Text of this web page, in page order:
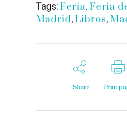
Tags: Feria, Feria
Madrid, Libros,
Share Print